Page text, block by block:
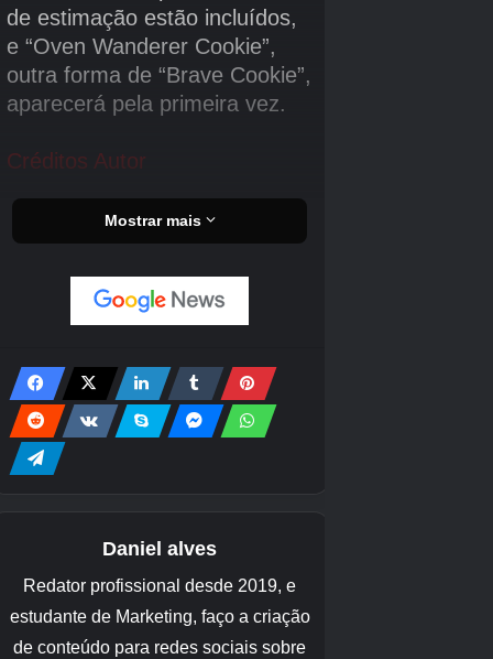
Os únicos membros que aparecerão no gacha
são os recém-aparecidos (Birthday) e (★3)
(★2) “Asahina Mafuyu”.
Além disso, no local de troca “(Asahina Mafuyu)
poderá trocar o material “Festivo Amatsuyu
de aniversário de (Asahina Mafuyu).
*★4 membros não aparecerão neste gacha.
*Membros com limite de aniversário que
apareceram no passado não aparecerão em
Gacha”.
*De “(Asahina Mafuyu) HAPPY BIRTHDAY
Memories Gacha”, membros com limite de
aniversário que apareceram no passado
apareceram neste gacha não aparecerão mais
após o término deste gacha, mas poderão
reaparecer no futuro. O cronograma de
reaparecimento está atualmente indeciso.